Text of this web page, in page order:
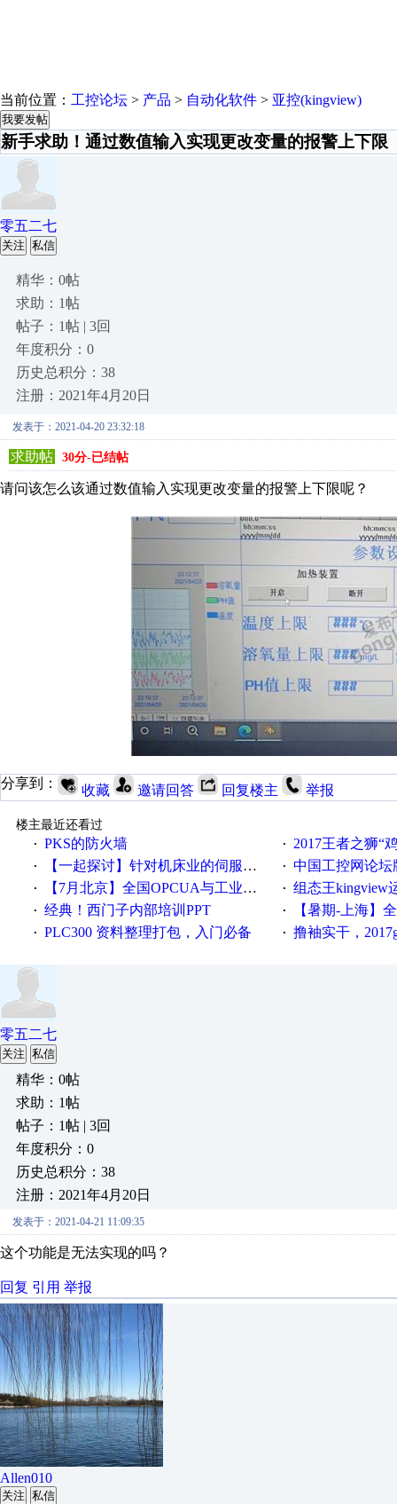
当前位置： 工控论坛 > 产品 > 自动化软件 > 亚控(kingview)
我要发帖
新手求助！通过数值输入实现更改变量的报警上下限
零五二七
关注 私信
精华：0帖
求助：1帖
帖子：1帖 | 3回
年度积分：0
历史总积分：38
注册：2021年4月20日
发表于：2021-04-20 23:32:18
求助帖 30分-已结帖
请问该怎么该通过数值输入实现更改变量的报警上下限呢？
分享到： 收藏 邀请回答 回复楼主 举报
楼主最近还看过
· PKS的防火墙 · 2017王者之狮“鸡”情签到
· 【一起探讨】针对机床业的伺服系统发展，您的期望是什么？ · 中国工控网论坛版
· 【7月北京】全国OPCUA与工业互联技术培训班通知！ · 组态王kingview
· 经典！西门子内部培训PPT · 【暑期-上海】全国工业
· PLC300 资料整理打包，入门必备 · 撸袖实干，2017gongkong®第
零五二七
关注 私信
精华：0帖
求助：1帖
帖子：1帖 | 3回
年度积分：0
历史总积分：38
注册：2021年4月20日
发表于：2021-04-21 11:09:35
这个功能是无法实现的吗？
回复 引用 举报
Allen010
关注 私信